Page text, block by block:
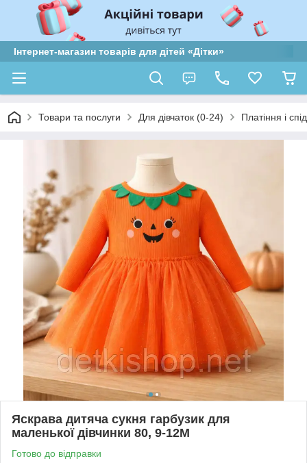
Інтернет-магазин товарів для дітей «Дітки»
Товари та послуги Для дівчаток (0-24) Платіння і
Яскрава дитяча сукня гарбузик для
маленької дівчинки 80, 9-12М
Готово до відправки